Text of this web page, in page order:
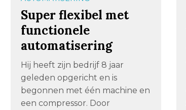
Super flexibel met
functionele
automatisering
Hij heeft zijn bedrijf 8 jaar
geleden opgericht en is
begonnen met één machine en
een compressor. Door